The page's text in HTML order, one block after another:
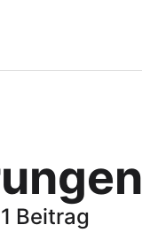
Beitrag